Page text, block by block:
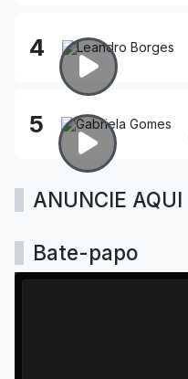
4
5
ANUNCIE AQUI
Bate-papo